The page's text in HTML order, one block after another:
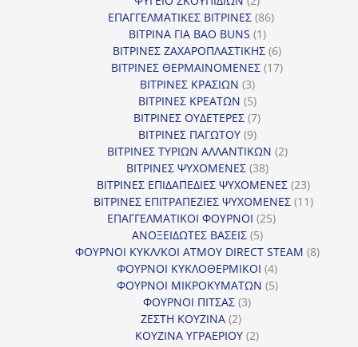
προϊόντα
ΕΠΑΓΓΕΛΜΑΤΙΚΕΣ ΒΙΤΡΙΝΕΣ 8686
ΒΙΤΡΙΝΑ ΓΙΑ BAO BUNS 11
προϊόν
ΒΙΤΡΙΝΕΣ ΖΑΧΑΡΟΠΛΑΣΤΙΚΗΣ 66
προϊόντα
ΒΙΤΡΙΝΕΣ ΘΕΡΜΑΙΝΟΜΕΝΕΣ 1717
ΒΙΤΡΙΝΕΣ ΚΡΑΣΙΩΝ 33
προϊόντα
ΒΙΤΡΙΝΕΣ ΚΡΕΑΤΩΝ 55
προϊόντα
ΒΙΤΡΙΝΕΣ ΟΥΔΕΤΕΡΕΣ 77
ΒΙΤΡΙΝΕΣ ΠΑΓΩΤΟΥ 99
προϊόντα
ΒΙΤΡΙΝΕΣ ΤΥΡΙΩΝ ΑΛΛΑΝΤΙΚΩΝ 22
ΒΙΤΡΙΝΕΣ ΨΥΧΟΜΕΝΕΣ 3838
προϊόντα
ΒΙΤΡΙΝΕΣ ΕΠΙΔΑΠΕΔΙΕΣ ΨΥΧΟΜΕΝΕΣ 2323
προϊόντα
ΒΙΤΡΙΝΕΣ ΕΠΙΤΡΑΠΕΖΙΕΣ ΨΥΧΟΜΕΝΕΣ 1111
ΕΠΑΓΓΕΛΜΑΤΙΚΟΙ ΦΟΥΡΝΟΙ 2525
ΑΝΟΞΕΙΔΩΤΕΣ ΒΑΣΕΙΣ 55
προϊόντα
ΦΟΥΡΝΟΙ ΚΥΚΛ/ΚΟΙ ΑΤΜΟΥ DIRECT STEAM 88
ΦΟΥΡΝΟΙ ΚΥΚΛΟΘΕΡΜΙΚΟΙ 44
προϊόντα
ΦΟΥΡΝΟΙ ΜΙΚΡΟΚΥΜΑΤΩΝ 55
ΦΟΥΡΝΟΙ ΠΙΤΣΑΣ 33
ΖΕΣΤΗ ΚΟΥΖΙΝΑ 22
προϊόντα
ΚΟΥΖΙΝΑ ΥΓΡΑΕΡΙΟΥ 22